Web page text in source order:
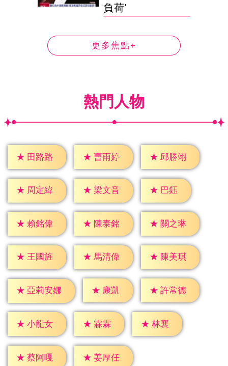
負荷'
更多焦點+
熱門人物
★ 田路路 ★ 曹雨婷 ★ 邱勝翊
★ 周定緯 ★ 梁文音 ★ 巴鈺
★ 賴銘偉 ★ 陳泰銘 ★ 關之琳
★ 王國旌 ★ 馬清偉 ★ 陳美琪
★ 亞莉安娜 ★ 康凱 ★ 許常德
★ 小龍女 ★ 霖霖 ★ 林襄
★ 蔡阿嘎 ★ 姜厚任